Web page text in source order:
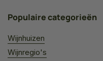
Populaire categorieën
Wijnhuizen
Wijnregio's